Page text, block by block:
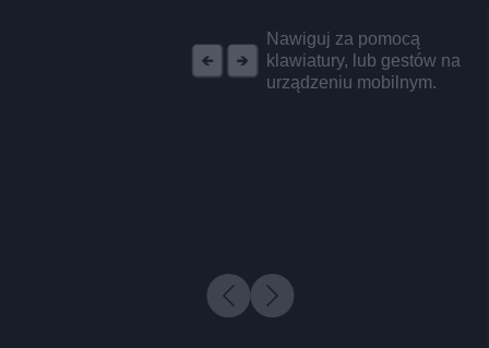
Nawiguj za pomocą
klawiatury, lub gestów na
urządzeniu mobilnym.